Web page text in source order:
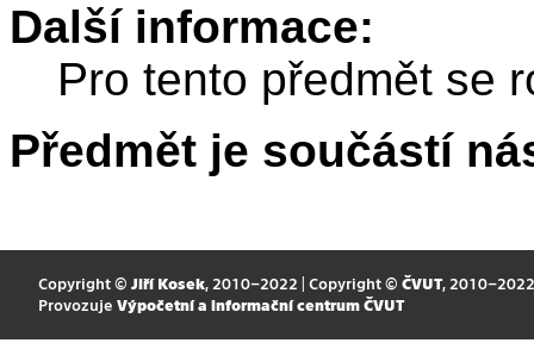
Další informace:
Pro tento předmět se
Předmět je součástí
Copyright © Jiří Kosek, 2010–2022 | Copyright © ČVUT, 2010–2022
Provozuje Výpočetní a informační centrum ČVUT